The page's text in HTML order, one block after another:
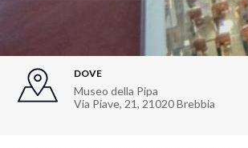
DOVE
Museo della Pipa
Via Piave, 21, 21020Brebbia